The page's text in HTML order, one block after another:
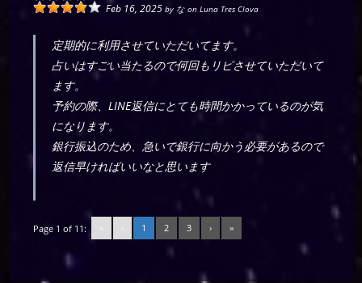
Feb 16, 2025 by な onLuna Tres Clova
定期的に利用させていただいてます。
占いはすごい当たるので何回もリピさせていただいて
ます。
予約の際、LINE返信にとても時間かかっているのが気
になります。
銀行振込のため、急いで銀行に向かう必要があるので
返信早ければいいなと思います
Page 1 of 11: « ‹ 1 2 3 › »